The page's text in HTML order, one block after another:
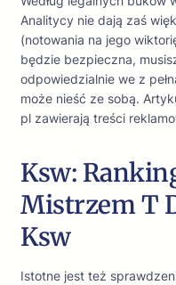
Analitycy nie dają zaś
(notowania na jego
będzie bezpieczna,
odpowiedzialnie we z
może nieść ze sobą.
pl zawierają treści
Ksw:
Mistrzem T
Ksw
Istotne jest też